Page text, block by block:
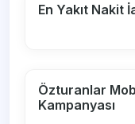
En Yakıt Nakit
Özturanlar
Kampanyası